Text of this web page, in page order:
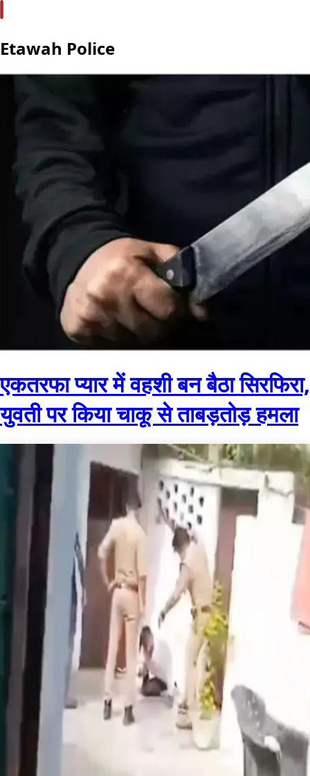
Etawah Police
एकतरफा प्यार में वहशी बन बैठा सिरफिरा,
युवती पर किया चाकू से ताबड़तोड़ हमला